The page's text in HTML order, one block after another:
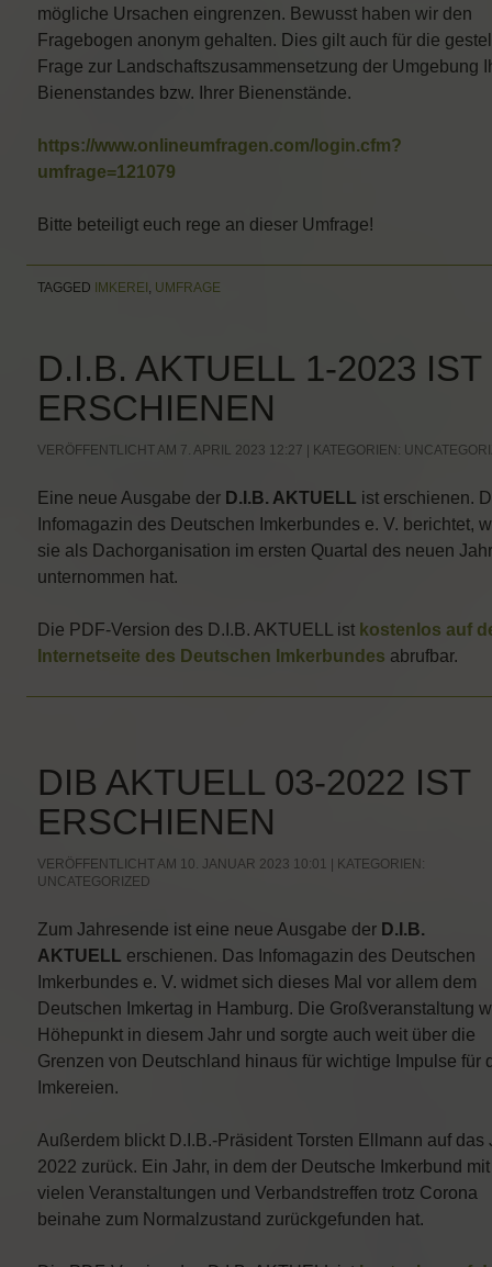
mögliche Ursachen eingrenzen. Bewusst haben wir den
Fragebogen anonym gehalten. Dies gilt auch für die
Frage zur Landschaftszusammensetzung der Umgebung
Bienenstandes bzw. Ihrer Bienenstände.
https://www.onlineumfragen.com/login.cfm?
umfrage=121079
Bitte beteiligt euch rege an dieser Umfrage!
TAGGED IMKEREI, UMFRAGE
D.I.B. AKTUELL 1-2023 IST
ERSCHIENEN
VERÖFFENTLICHT AM 7. APRIL 2023 12:27 | KATEGORIEN:
Eine neue Ausgabe der D.I.B. AKTUELL ist erschienen.
Infomagazin des Deutschen Imkerbundes e. V. berichtet,
sie als Dachorganisation im ersten Quartal des neuen
unternommen hat.
Die PDF-Version des D.I.B. AKTUELL ist kostenlos auf
Internetseite des Deutschen Imkerbundes abrufbar.
DIB AKTUELL 03-2022 IST
ERSCHIENEN
VERÖFFENTLICHT AM 10. JANUAR 2023 10:01 | KATEGORIEN:
UNCATEGORIZED
Zum Jahresende ist eine neue Ausgabe der D.I.B.
AKTUELL erschienen. Das Infomagazin des Deutschen
Imkerbundes e. V. widmet sich dieses Mal vor allem dem
Deutschen Imkertag in Hamburg. Die Großveranstaltung
Höhepunkt in diesem Jahr und sorgte auch weit über die
Grenzen von Deutschland hinaus für wichtige Impulse für
Imkereien.
Außerdem blickt D.I.B.-Präsident Torsten Ellmann auf das
2022 zurück. Ein Jahr, in dem der Deutsche Imkerbund mit
vielen Veranstaltungen und Verbandstreffen trotz Corona
beinahe zum Normalzustand zurückgefunden hat.